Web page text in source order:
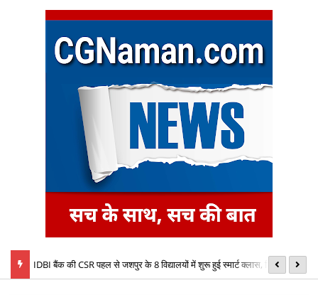
IDBI बैंक की CSR पहल से जशपुर के 8 विद्यालयों में शुरू हुई स्मार्ट क्लास, डिजिटल शिक्षा